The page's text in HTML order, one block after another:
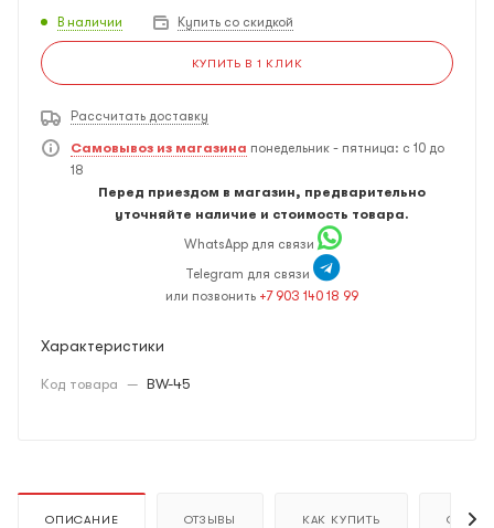
В наличии Купить со скидкой
КУПИТЬ В 1 КЛИК
Рассчитать доставку
Самовывоз из магазина понедельник - пятница: с 10 до
18
Перед приездом в магазин, предварительно
уточняйте наличие и стоимость товара.
WhatsApp для связи
Telegram для связи
или позвонить +7 903 140 18 99
Характеристики
Код товара — BW-45
ОПИСАНИЕ ОТЗЫВЫ КАК КУПИТЬ ОПЛАТА